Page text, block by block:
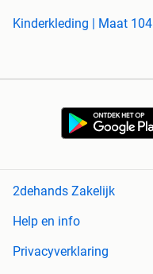
Kinderkleding | Maat 104
2dehands Zakelijk
Help en info
Privacyverklaring